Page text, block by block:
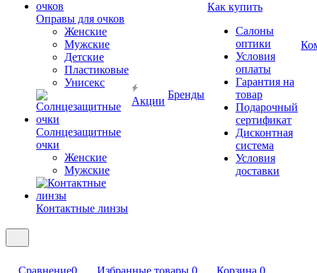
Оправы для очков
Женские
Мужские
Детские
Пластиковые
Унисекс
Солнцезащитные
очки
Женские
Мужские
Контактные линзы
Акции
Бренды
Как купить
Салоны
оптики
Условия
оплаты
Гарантия на
товар
Подарочный
сертификат
Дисконтная
система
Условия
доставки
Сравнение0 Избранные товары 0 Корзина 0